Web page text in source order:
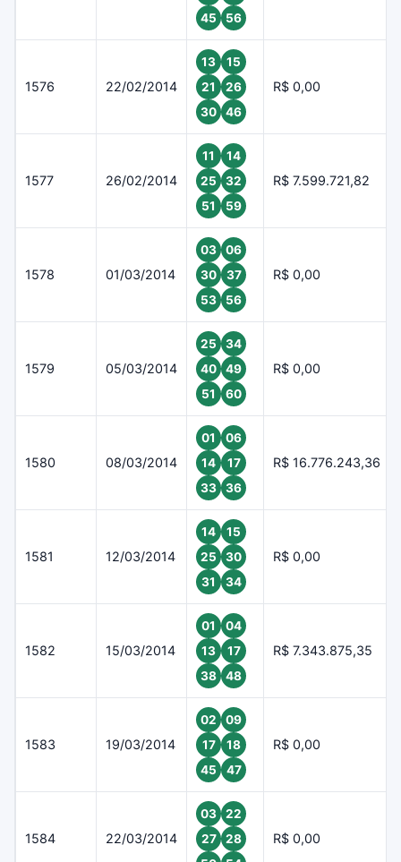
45
56
1576 22/02/2014
13
15
21
26
30
46
R$ 0,00
1577 26/02/2014
11
14
25
32
51
59
R$ 7.599.721,82
1578 01/03/2014
03
06
30
37
53
56
R$ 0,00
1579 05/03/2014
25
34
40
49
51
60
R$ 0,00
1580 08/03/2014
01
06
14
17
33
36
R$ 16.776.243,36
1581 12/03/2014
14
15
25
30
31
34
R$ 0,00
1582 15/03/2014
01
04
13
17
38
48
R$ 7.343.875,35
1583 19/03/2014
02
09
17
18
45
47
R$ 0,00
1584 22/03/2014
03
22
27
28
R$ 0,00